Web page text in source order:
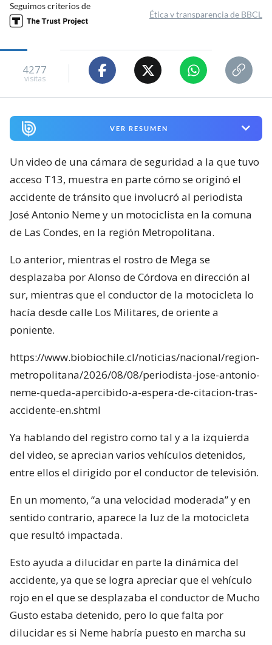
Seguimos criterios de
Ética y transparencia de BBCL
4277
visitas
VER RESUMEN
Un video de una cámara de seguridad a la que tuvo
acceso T13, muestra en parte cómo se originó el
accidente de tránsito que involucró al periodista
José Antonio Neme y un motociclista en la comuna
de Las Condes, en la región Metropolitana.
Lo anterior, mientras el rostro de Mega se
desplazaba por Alonso de Córdova en dirección al
sur, mientras que el conductor de la motocicleta lo
hacía desde calle Los Militares, de oriente a
poniente.
https://www.biobiochile.cl/noticias/nacional/region-
metropolitana/2026/08/08/periodista-jose-antonio-
neme-queda-apercibido-a-espera-de-citacion-tras-
accidente-en.shtml
Ya hablando del registro como tal y a la izquierda
del video, se aprecian varios vehículos detenidos,
entre ellos el dirigido por el conductor de televisión.
En un momento, “a una velocidad moderada” y en
sentido contrario, aparece la luz de la motocicleta
que resultó impactada.
Esto ayuda a dilucidar en parte la dinámica del
accidente, ya que se logra apreciar que el vehículo
rojo en el que se desplazaba el conductor de Mucho
Gusto estaba detenido, pero lo que falta por
dilucidar es si Neme habría puesto en marcha su